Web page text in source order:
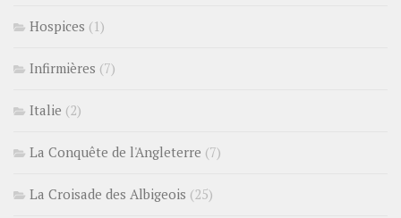
Hospices (1)
Infirmières (7)
Italie (2)
La Conquête de l'Angleterre (7)
La Croisade des Albigeois (25)